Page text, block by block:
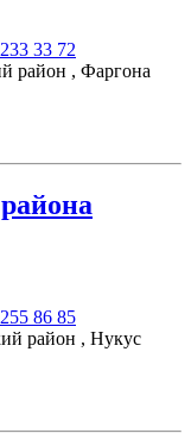
33 72
район , Фаргона
86 85
район , Нукус